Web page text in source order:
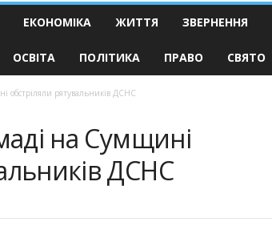
ЕКОНОМІКА ЖИТТЯ ЗВЕРНЕННЯ
ОСВІТА ПОЛІТИКА ПРАВО СВЯТО
обстріляли рятувальників ДСНС
на Сумщині
ДСНС